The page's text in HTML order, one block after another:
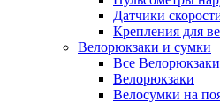
Датчики
Крепления для
Велорюкзаки и сумки
Все
Велорюкзаки
Велосумки на